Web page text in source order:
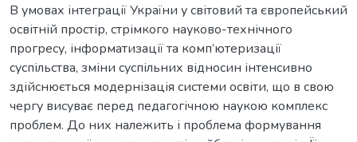
В умовах інтеграції України у світовий та європейський
освітній простір, стрімкого науково-технічного
прогресу, інформатизації та комп’ютеризації
суспільства, зміни суспільних відносин інтенсивно
здійснюється модернізація системи освіти, що в свою
чергу висуває перед педагогічною наукою комплекс
проблем. До них належить і проблема формування